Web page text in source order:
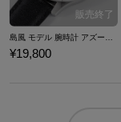
¥19,800